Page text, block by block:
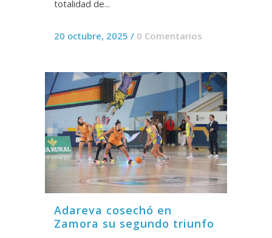
totalidad de...
20 octubre, 2025 / 0 Comentarios
Adareva cosechó en
Zamora su segundo triunfo